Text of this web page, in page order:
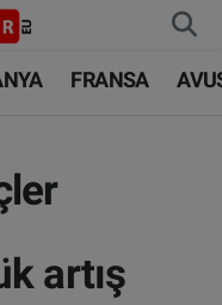
FRANSA
artış